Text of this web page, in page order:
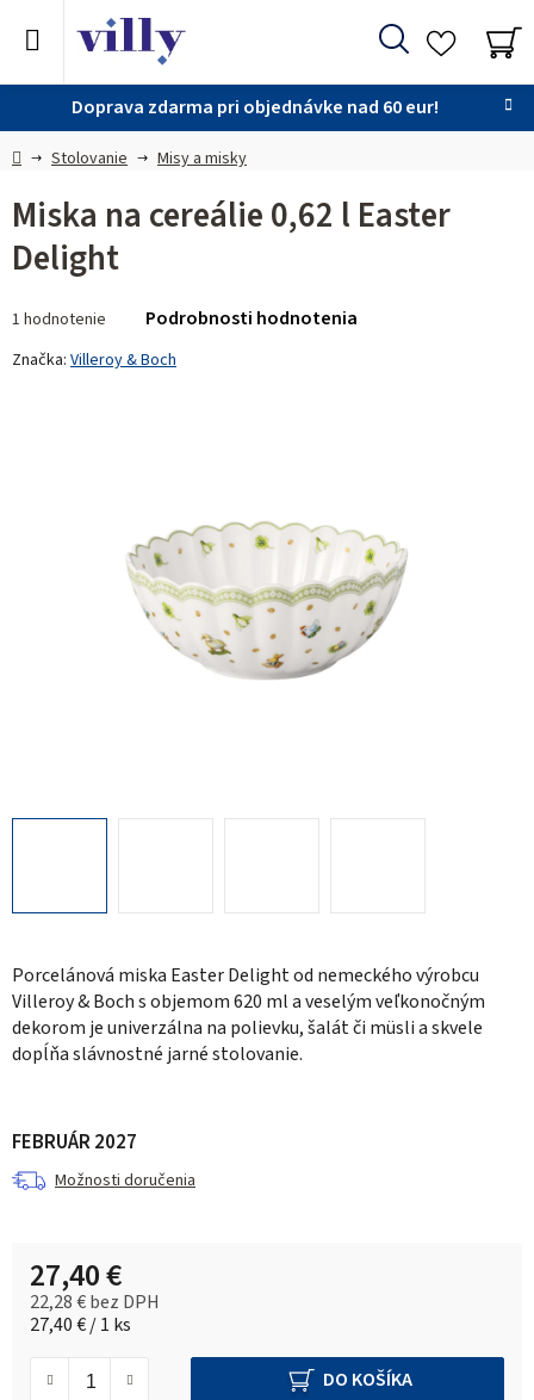
Doprava zdarma pri objednávke nad 60 eur!
Hľadať
DomovStolovanie Misy a misky
Porcelánová miska Easter Delight od nemeckého výrobcu
Villeroy & Boch s objemom 620 ml a veselým veľkonočným
dekorom je univerzálna na polievku, šalát či müsli a skvele
dopĺňa slávnostné jarné stolovanie.
FEBRUÁR 2027
Možnosti doručenia
27,40 €
22,28 € bez DPH
Jednotková cena:
27,40 € / 1 ks
DO KOŠÍKA
Miska na cereálie 0,62 l Easter
Delight
hodnotenie
produktu
1 hodnotenie Podrobnosti hodnotenia
Značka: Villeroy & Boch